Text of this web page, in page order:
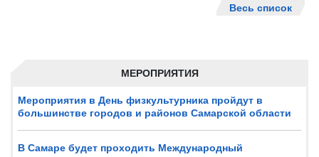
МЕРОПРИЯТИЯ
Мероприятия в День физкультурника пройдут в
большинстве городов и районов Самарской области
В Самаре будет проходить Международный
Весь список